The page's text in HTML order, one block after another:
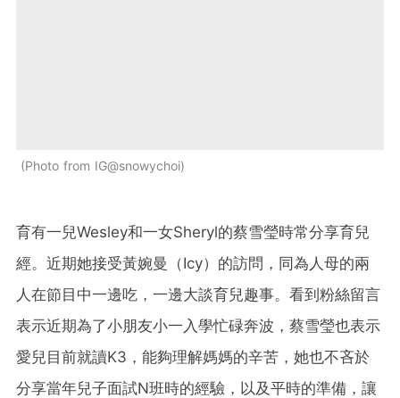
Photo from IG@snowychoi
育有一兒Wesley和一女Sheryl的蔡雪瑩時常分享育兒
經。近期她接受黃婉曼（Icy）的訪問，同為人母的兩
人在節目中一邊吃，一邊大談育兒趣事。看到粉絲留言
表示近期為了小朋友小一入學忙碌奔波，蔡雪瑩也表示
愛兒目前就讀K3，能夠理解媽媽的辛苦，她也不吝於
分享當年兒子面試N班時的經驗，以及平時的準備，讓